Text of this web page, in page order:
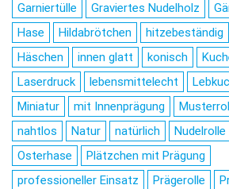
Garniertülle
Graviertes Nudelholz
Hase
Hildabrötchen hitzebeständig
Häschen
innen glatt konisch
Laserdruck
lebensmittelecht
Miniatur
mit Innenprägung
nahtlos
Natur natürlich
Osterhase
Plätzchen mit Prägung
professioneller Einsatz
Prägerolle